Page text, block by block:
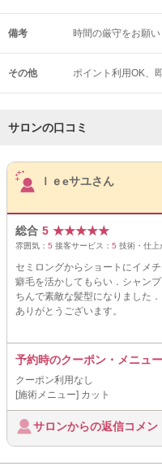
備考 時間の厳守をお願い
その他 ポイント利用OK
サロンの口コミ
サロンPick Up
ｌｅeサユさん
総合 5 ★★★★★
雰囲気： 5 接客サービス： 5 技術・仕上
セミロングからショートにイメチ
癖毛を活かしてもらい．シャン
ちんで素敵な髪型になりました
ありがとうございます。
予約時のクーポン・メニュー
クーポン利用なし
[施術メニュー] カット
サロンからの返信コメン